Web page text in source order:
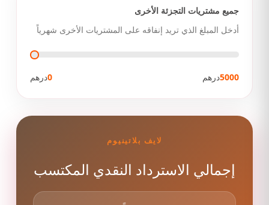
جميع مشتريات التجزئة الأخرى
أدخل المبلغ الذي تريد إنفاقه على المشتريات الأخرى شهرياً
0درهم 5000درهم
لايف بلاتينيوم
إجمالي الاسترداد النقدي المكتسب